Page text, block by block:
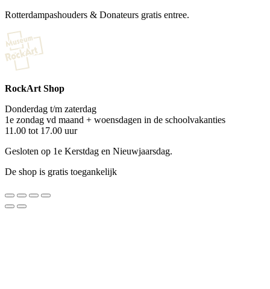
Rotterdampashouders & Donateurs gratis entree.
RockArt Shop
Donderdag t/m zaterdag
1e zondag vd maand + woensdagen in de schoolvakanties
11.00 tot 17.00 uur
Gesloten op 1e Kerstdag en Nieuwjaarsdag.
De shop is gratis toegankelijk